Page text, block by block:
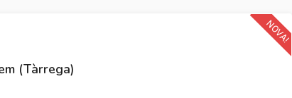
(Tàrrega)
NOVA!